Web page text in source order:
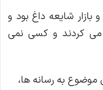
شایعه داغ بود و
کردند و کسی نمی
به رسانه ها،